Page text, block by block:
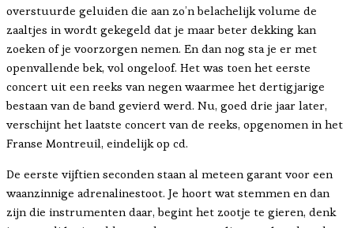
overstuurde geluiden die aan zo’n belachelijk volume de
zaaltjes in wordt gekegeld dat je maar beter dekking kan
zoeken of je voorzorgen nemen. En dan nog sta je er met
openvallende bek, vol ongeloof. Het was toen het eerste
concert uit een reeks van negen waarmee het dertigjarige
bestaan van de band gevierd werd. Nu, goed drie jaar later,
verschijnt het laatste concert van de reeks, opgenomen in het
Franse Montreuil, eindelijk op cd.
De eerste vijftien seconden staan al meteen garant voor een
waanzinnige adrenalinestoot. Je hoort wat stemmen en dan
zijn die instrumenten daar, begint het zootje te gieren, denk